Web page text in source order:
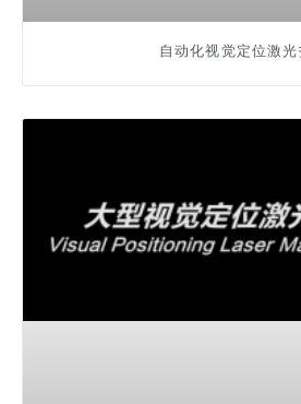
自动化视觉定位激光